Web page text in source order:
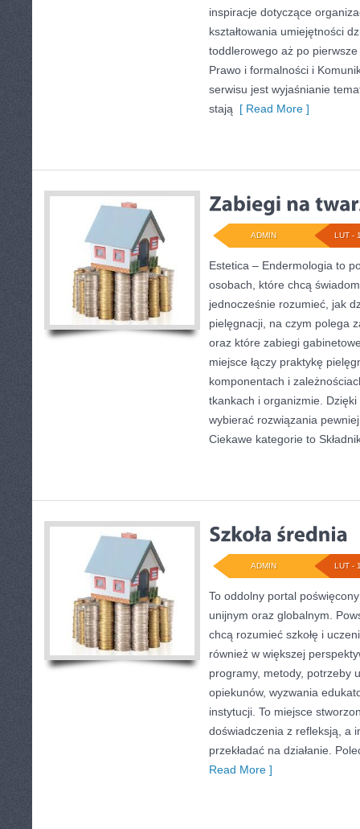
inspiracje dotyczące
kształtowania umiejętności
toddlerowego aż po
Prawo i formalności i
serwisu jest wyjaśnianie
stają [ Read More ]
LUT -
ADMIN
Estetica – Endermologia to
osobach, które chcą
jednocześnie rozumieć, jak
pielęgnacji, na czym polega
oraz które zabiegi
miejsce łączy praktykę
komponentach i
tkankach i organizmie.
wybierać rozwiązania
Ciekawe kategorie to
LUT -
ADMIN
To oddolny portal
unijnym oraz globalnym.
chcą rozumieć szkołę i
również w większej
programy, metody, potrzeby
opiekunów, wyzwania
instytucji. To miejsce
doświadczenia z refleksją, a
przekładać na działanie.
Read More ]